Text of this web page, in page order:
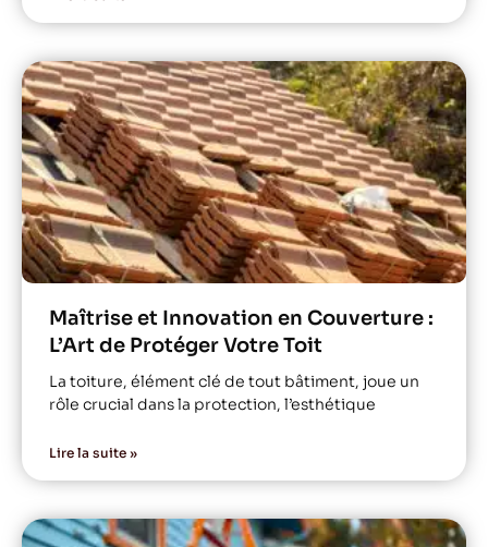
Maîtrise et Innovation en Couverture :
L’Art de Protéger Votre Toit
La toiture, élément clé de tout bâtiment, joue un
rôle crucial dans la protection, l’esthétique
Lire la suite »